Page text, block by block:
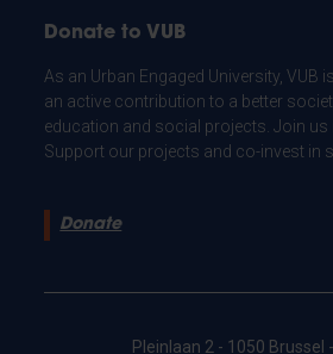
Donate to VUB
As an Urban Engaged University, VUB
an active contribution to a better
education and social projects. Join us
Support our projects and co-invest in
Donate
Pleinlaan 2 - 1050 Brussel